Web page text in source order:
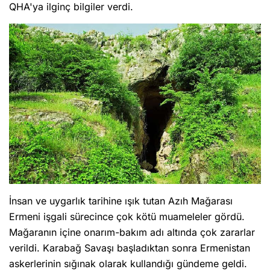
QHA'ya ilginç bilgiler verdi.
İnsan ve uygarlık tarihine ışık tutan Azıh Mağarası
Ermeni işgali sürecince çok kötü muameleler gördü.
Mağaranın içine onarım-bakım adı altında çok zararlar
verildi. Karabağ Savaşı başladıktan sonra Ermenistan
askerlerinin sığınak olarak kullandığı gündeme geldi.